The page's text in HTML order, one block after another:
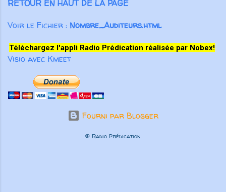
RETOUR EN HAUT DE LA PAGE
Voir le Fichier : Nombre_Auditeurs.html
Téléchargez l'appli Radio Prédication réalisée par Nobex!
Visio avec Kmeet
Fourni par Blogger
© Radio Prédication